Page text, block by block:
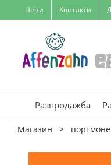
to
Цени Контакти
Разпродажба
Магазин >